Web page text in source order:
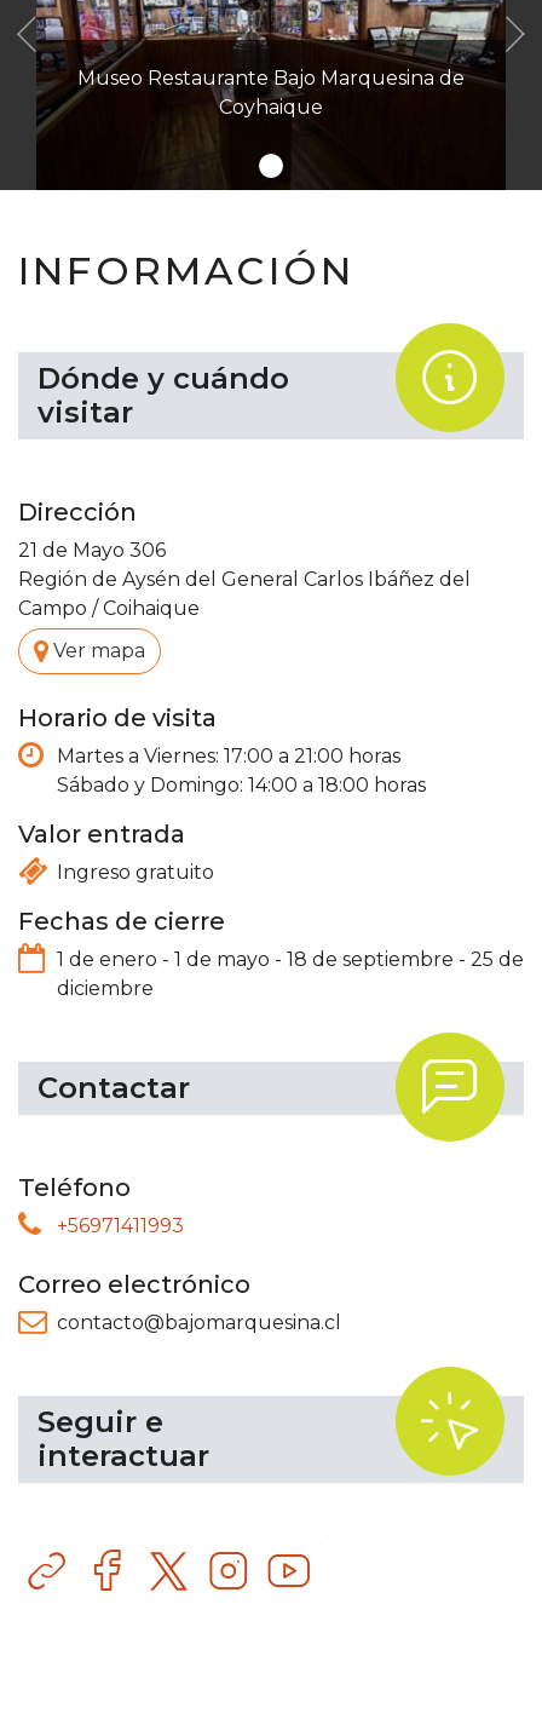
Museo Restaurante Bajo Marquesina de
Coyhaique
Anterior
INFORMACIÓN
Dónde y cuándo
visitar
.
Dirección
21 de Mayo 306
Región de Aysén del General Carlos Ibáñez del
Campo / Coihaique
. Ver mapa
Horario de visita
Martes a Viernes: 17:00 a 21:00 horas
Sábado y Domingo: 14:00 a 18:00 horas
Valor entrada
Ingreso gratuito
Fechas de cierre
1 de enero - 1 de mayo - 18 de septiembre - 25 de
diciembre
Contactar .
Teléfono
+56971411993
Correo electrónico
contacto@bajomarquesina.cl
Seguir e
interactuar
.